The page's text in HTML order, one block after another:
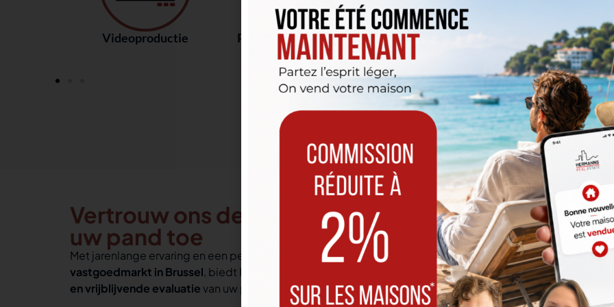
Videoproductie Professionele fotografie
Functionele
EPB-
Vertrouw ons de schatting van
uw pand toe
Met jarenlange ervaring en een perfecte kennis van de
vastgoedmarkt in Brussel, biedt Hermanns Real Estate u een
en vrijblijvende evaluatie van uw pand!
van onze panden
binnen 3 maanden